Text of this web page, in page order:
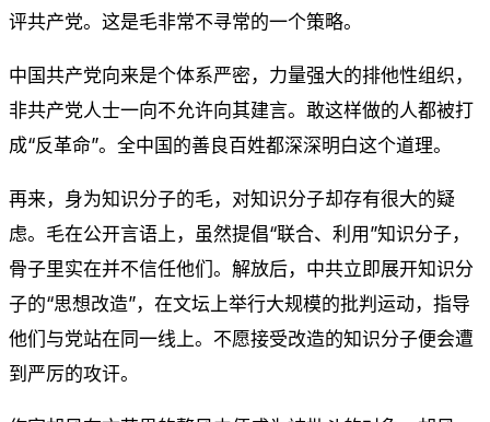
评共产党。这是毛非常不寻常的一个策略。
中国共产党向来是个体系严密，力量强大的排他性组织，
非共产党人士一向不允许向其建言。敢这样做的人都被打
成“反革命”。全中国的善良百姓都深深明白这个道理。
再来，身为知识分子的毛，对知识分子却存有很大的疑
虑。毛在公开言语上，虽然提倡“联合、利用”知识分子，
骨子里实在并不信任他们。解放后，中共立即展开知识分
子的“思想改造”，在文坛上举行大规模的批判运动，指导
他们与党站在同一线上。不愿接受改造的知识分子便会遭
到严厉的攻讦。